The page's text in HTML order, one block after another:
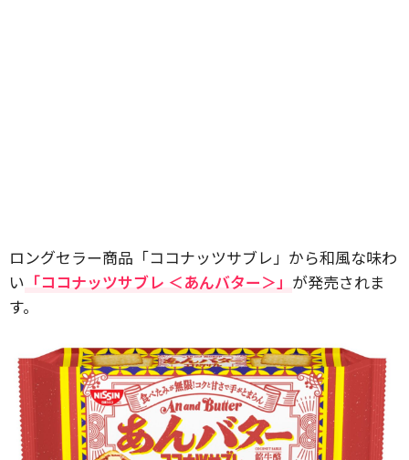
ロングセラー商品「ココナッツサブレ」から和風な味わ
い 「ココナッツサブレ ＜あんバター＞」 が発売されま
す。